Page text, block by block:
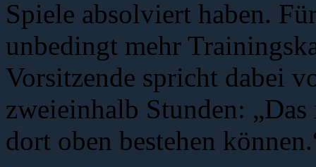
Spiele absolviert haben.
unbedingt mehr
Vorsitzende spricht dabei
zweieinhalb Stunden:
dort oben bestehen